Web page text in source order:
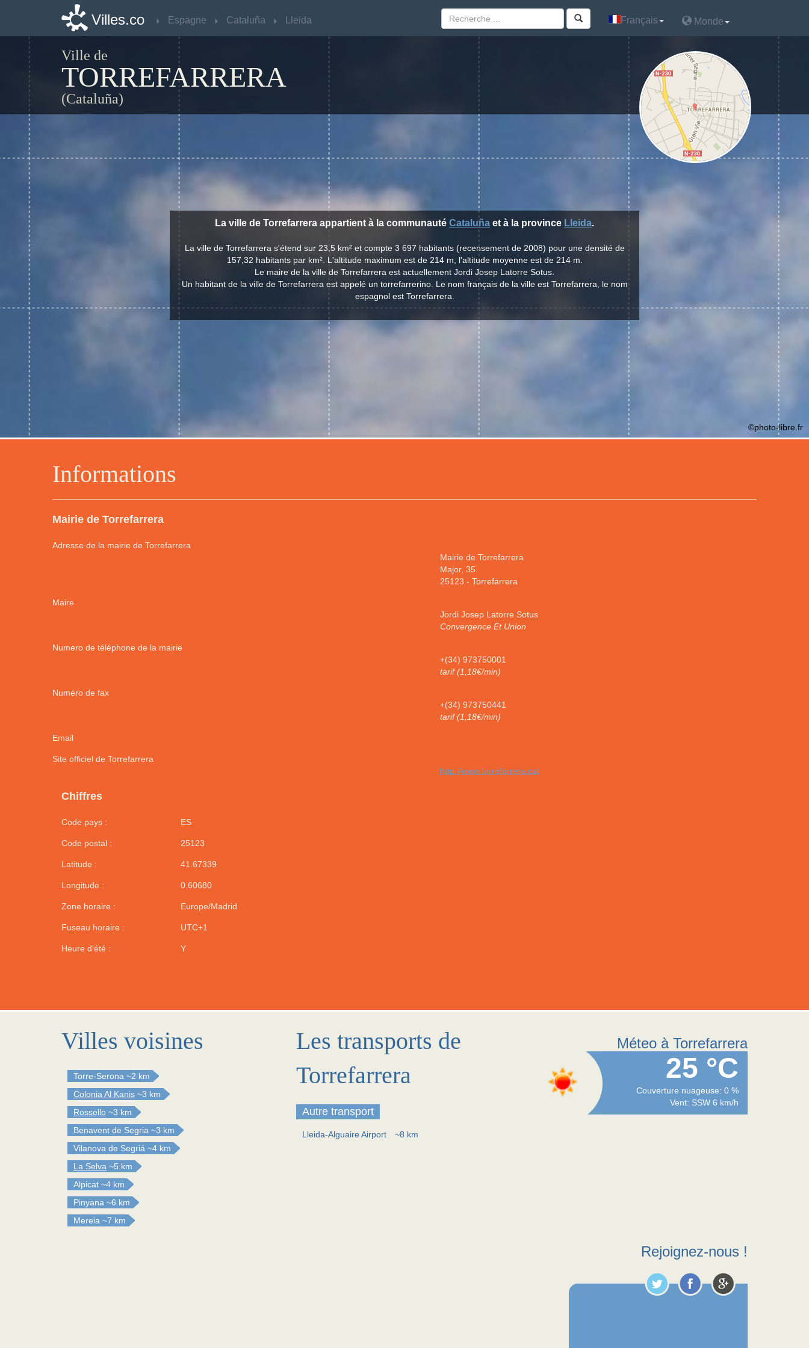
Villes.co Espagne Cataluña Lleida Français Monde
Ville de
TORREFARRERA
(Cataluña)
Informations
Mairie de Torrefarrera
Adresse de la mairie de Torrefarrera
Mairie de Torrefarrera
Major, 35
25123 - Torrefarrera
Maire
Jordi Josep Latorre Sotus
Convergence Et Union
Numero de téléphone de la mairie
+(34) 973750001
tarif (1,18€/min)
Numéro de fax
+(34) 973750441
tarif (1,18€/min)
Email
Site officiel de Torrefarrera
http://www.torrefarrera.cat
Chiffres
Code pays : ES
Code postal : 25123
Latitude : 41.67339
Longitude : 0.60680
Zone horaire : Europe/Madrid
Fuseau horaire : UTC+1
Heure d'été : Y
La ville de Torrefarrera appartient à la communauté Cataluña et à la province Lleida.
La ville de Torrefarrera s'étend sur 23,5 km² et compte 3 697 habitants (recensement de 2008) pour une densité de
157,32 habitants par km². L'altitude maximum est de 214 m, l'altitude moyenne est de 214 m.
Le maire de la ville de Torrefarrera est actuellement Jordi Josep Latorre Sotus.
Un habitant de la ville de Torrefarrera est appelé un torrefarrerino. Le nom français de la ville est Torrefarrera, le nom
espagnol est Torrefarrera.
©photo-libre.fr
Villes voisines
Torre-Serona ~2 km
Colonia Al Kanis ~3 km
Rossello ~3 km
Benavent de Segria ~3 km
Vilanova de Segriá ~4 km
La Selva ~5 km
Alpicat ~4 km
Pinyana ~6 km
Mereia ~7 km
Les transports de
Torrefarrera
Autre transport
Lleida-Alguaire Airport ~8 km
Méteo à Torrefarrera
25 °C
Couverture nuageuse: 0 %
Vent: SSW 6 km/h
Rejoignez-nous !
Villes.co Espagne Cataluña Lleida Français Monde